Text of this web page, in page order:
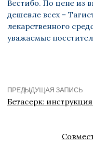
Вестибо. По цене из
дешевле всех –
лекарственного
уважаемые
ПРЕДЫДУЩАЯ ЗАПИСЬ
Бетасерк: